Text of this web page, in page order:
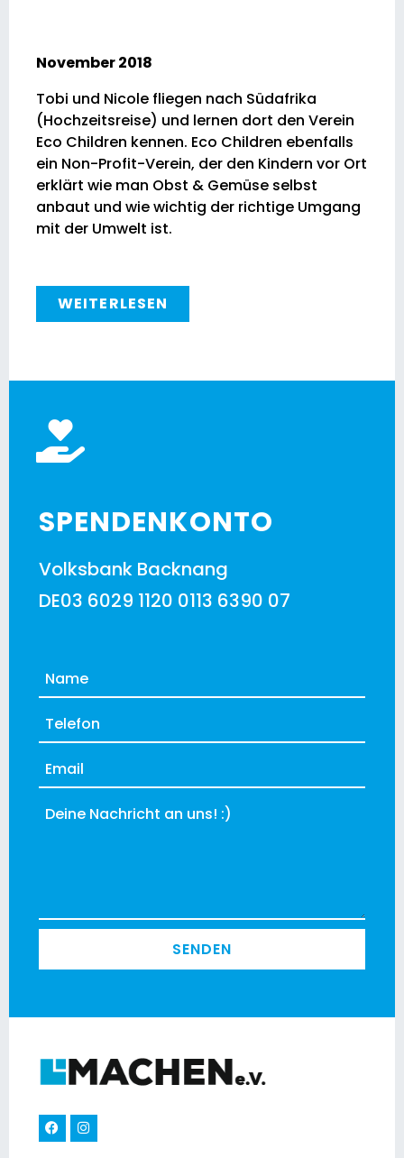
November 2018
Tobi und Nicole fliegen nach Südafrika
(Hochzeitsreise) und lernen dort den Verein
Eco Children kennen. Eco Children ebenfalls
ein Non-Profit-Verein, der den Kindern vor Ort
erklärt wie man Obst & Gemüse selbst
anbaut und wie wichtig der richtige Umgang
mit der Umwelt ist.
WEITERLESEN
SPENDENKONTO
Volksbank Backnang
DE03 6029 1120 0113 6390 07
SENDEN